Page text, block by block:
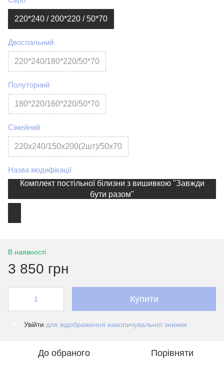
220*240 / 200*220 / 50*70
Двоспальний
220*240/180*220/50*70
Полуторний
180*220/160*220/50*70
Сімейний
220х240/150х200(2шт)/50х70
Назва модифікації
Комплект постільної білизни з вишивкою "Завжди
бути разом"
В наявності
3 850 грн
Купити
Увійти для відображення накопичувальної знижки
До обраного Порівняти